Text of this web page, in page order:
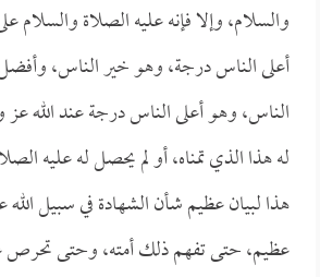
والسلام، وإلا فإنه عليه الصلاة
أعلى الناس درجة، وهو خير الناس،
الناس، وهو أعلى الناس درجة عند
له هذا الذي تمناه، أو لم يحصل له عليه
هذا لبيان عظيم شأن الشهادة في سبيل
عظيم، حتى تفهم ذلك أمته، وحتى تحرص